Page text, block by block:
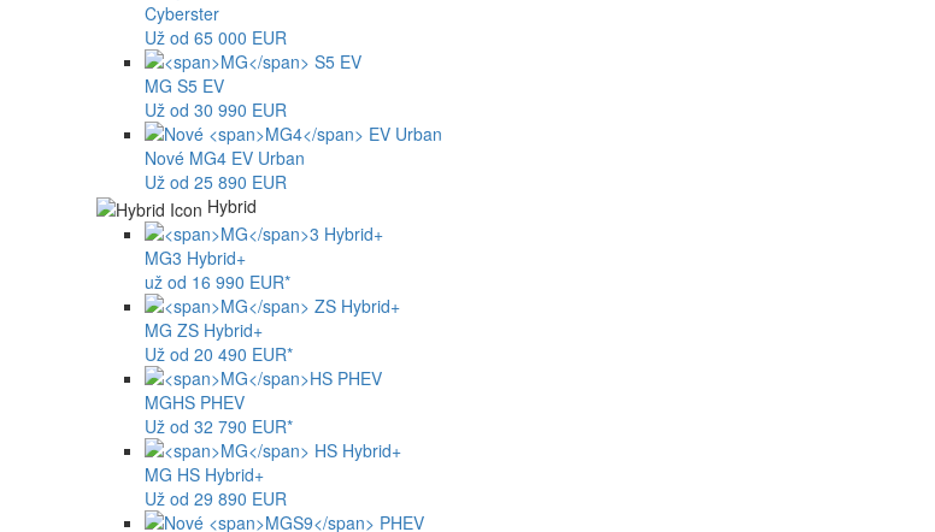
Cyberster
Už od 65 000 EUR
MG S5 EV
Už od 30 990 EUR
Nové MG4 EV Urban
Už od 25 890 EUR
Hybrid
MG3 Hybrid+
už od 16 990 EUR*
MG ZS Hybrid+
Už od 20 490 EUR*
MGHS PHEV
Už od 32 790 EUR*
MG HS Hybrid+
Už od 29 890 EUR